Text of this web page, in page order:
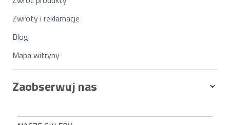
Zwroty i reklamacje
Blog
Mapa witryny
Zaobserwuj nas